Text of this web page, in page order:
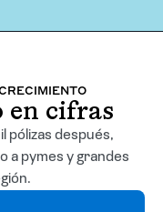
en cifras
pólizas después,
a pymes y grandes